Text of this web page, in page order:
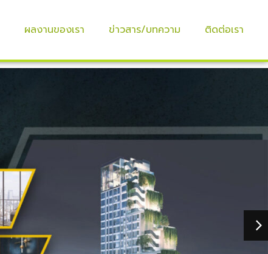
ผลงานของเรา ข่าวสาร/บทความ ติดต่อเรา